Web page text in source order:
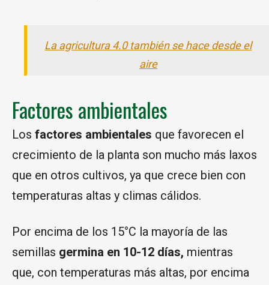
La agricultura 4.0 también se hace desde el
aire
Factores ambientales
Los factores ambientales que favorecen el
crecimiento de la planta son mucho más laxos
que en otros cultivos, ya que crece bien con
temperaturas altas y climas cálidos.
Por encima de los 15°C la mayoría de las
semillas germina en 10-12 días, mientras
que, con temperaturas más altas, por encima